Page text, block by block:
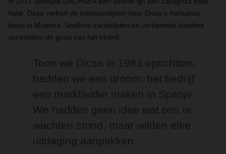
Italië. Deze verkort de transporttijden naar Dicsa’s Italiaanse
basis in Modena. Snellere transittijden en verbeterde kwaliteit
versnelden de groei van het bedrijf.
Toen we Dicsa in 1983 oprichtten,
hadden we een droom: het bedrijf
een marktleider maken in Spanje.
We hadden geen idee wat ons te
wachten stond, maar wilden elke
uitdaging aanpakken.